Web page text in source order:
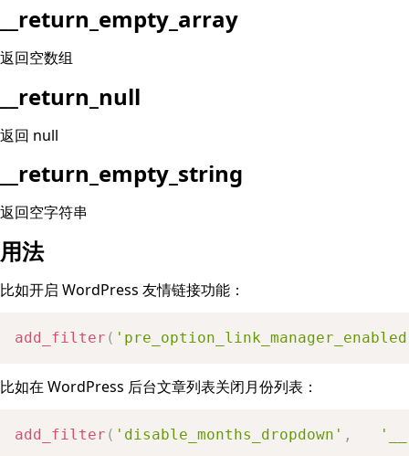
__return_empty_array
返回空数组
__return_null
返回 null
__return_empty_string
返回空字符串
用法
比如开启 WordPress 友情链接功能：
add_filter (
比如在 WordPress 后台文章列表关闭月份列表：
add_filter ( 'disable_months_dropdown' ,